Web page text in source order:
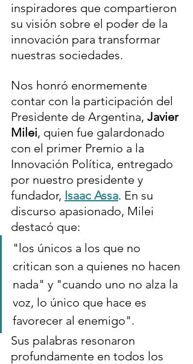
inspiradores que compartieron
su visión sobre el poder de la
innovación para transformar
nuestras sociedades.
Nos honró enormemente
contar con la participación del
Presidente de Argentina, Javier
Milei, quien fue galardonado
con el primer Premio a la
Innovación Política, entregado
por nuestro presidente y
fundador, Isaac Assa. En su
discurso apasionado, Milei
destacó que:
"los únicos a los que no
critican son a quienes no hacen
nada" y "cuando uno no alza la
voz, lo único que hace es
favorecer al enemigo".
Sus palabras resonaron
profundamente en todos los